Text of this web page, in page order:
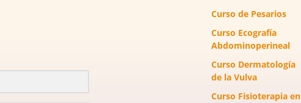
Curso de Pesarios
Curso Ecografía
Abdominoperineal
Curso Dermatología
de la Vulva
Curso Fisioterapia en